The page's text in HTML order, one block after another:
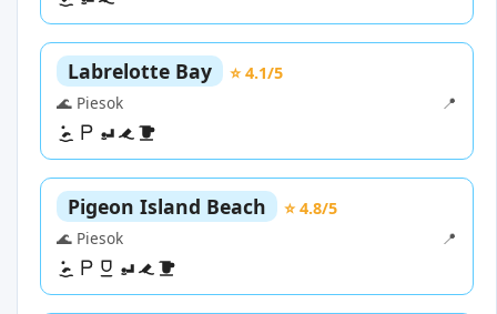
Labrelotte Bay
⭐ 4.1/5
🌊 Piesok
📍
Pigeon Island Beach
⭐ 4.8/5
🌊 Piesok
📍